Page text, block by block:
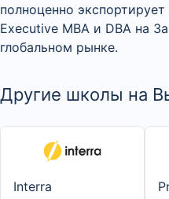
полноценно
Executive MBA и DBA на
глобальном рынке.
Другие школы на
Interra